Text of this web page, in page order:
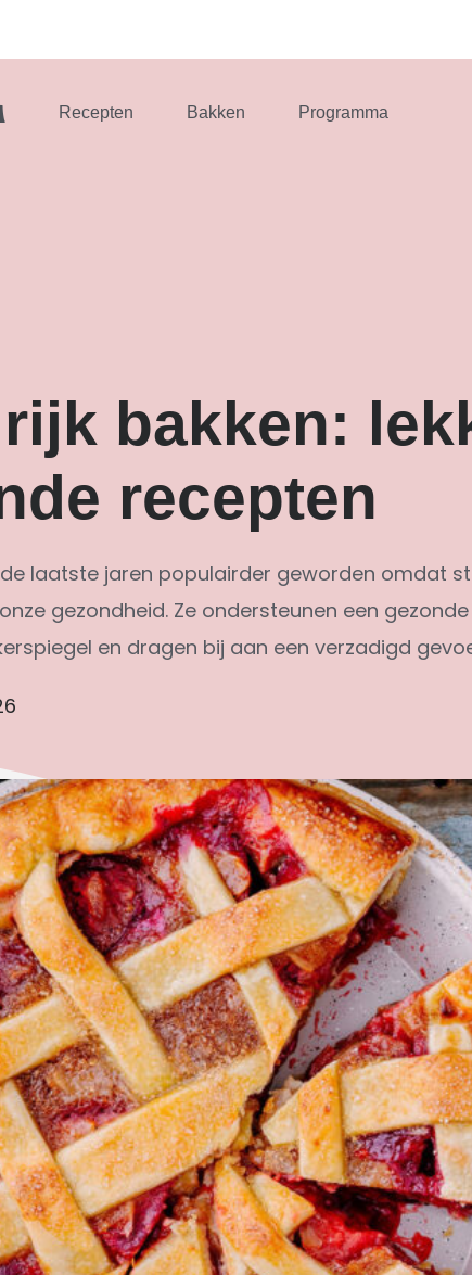
Recepten Bakken Programma
bakken:
recepten
laatste jaren populairder geworden omdat
gezondheid. Ze ondersteunen een
en dragen bij aan een verzadigd